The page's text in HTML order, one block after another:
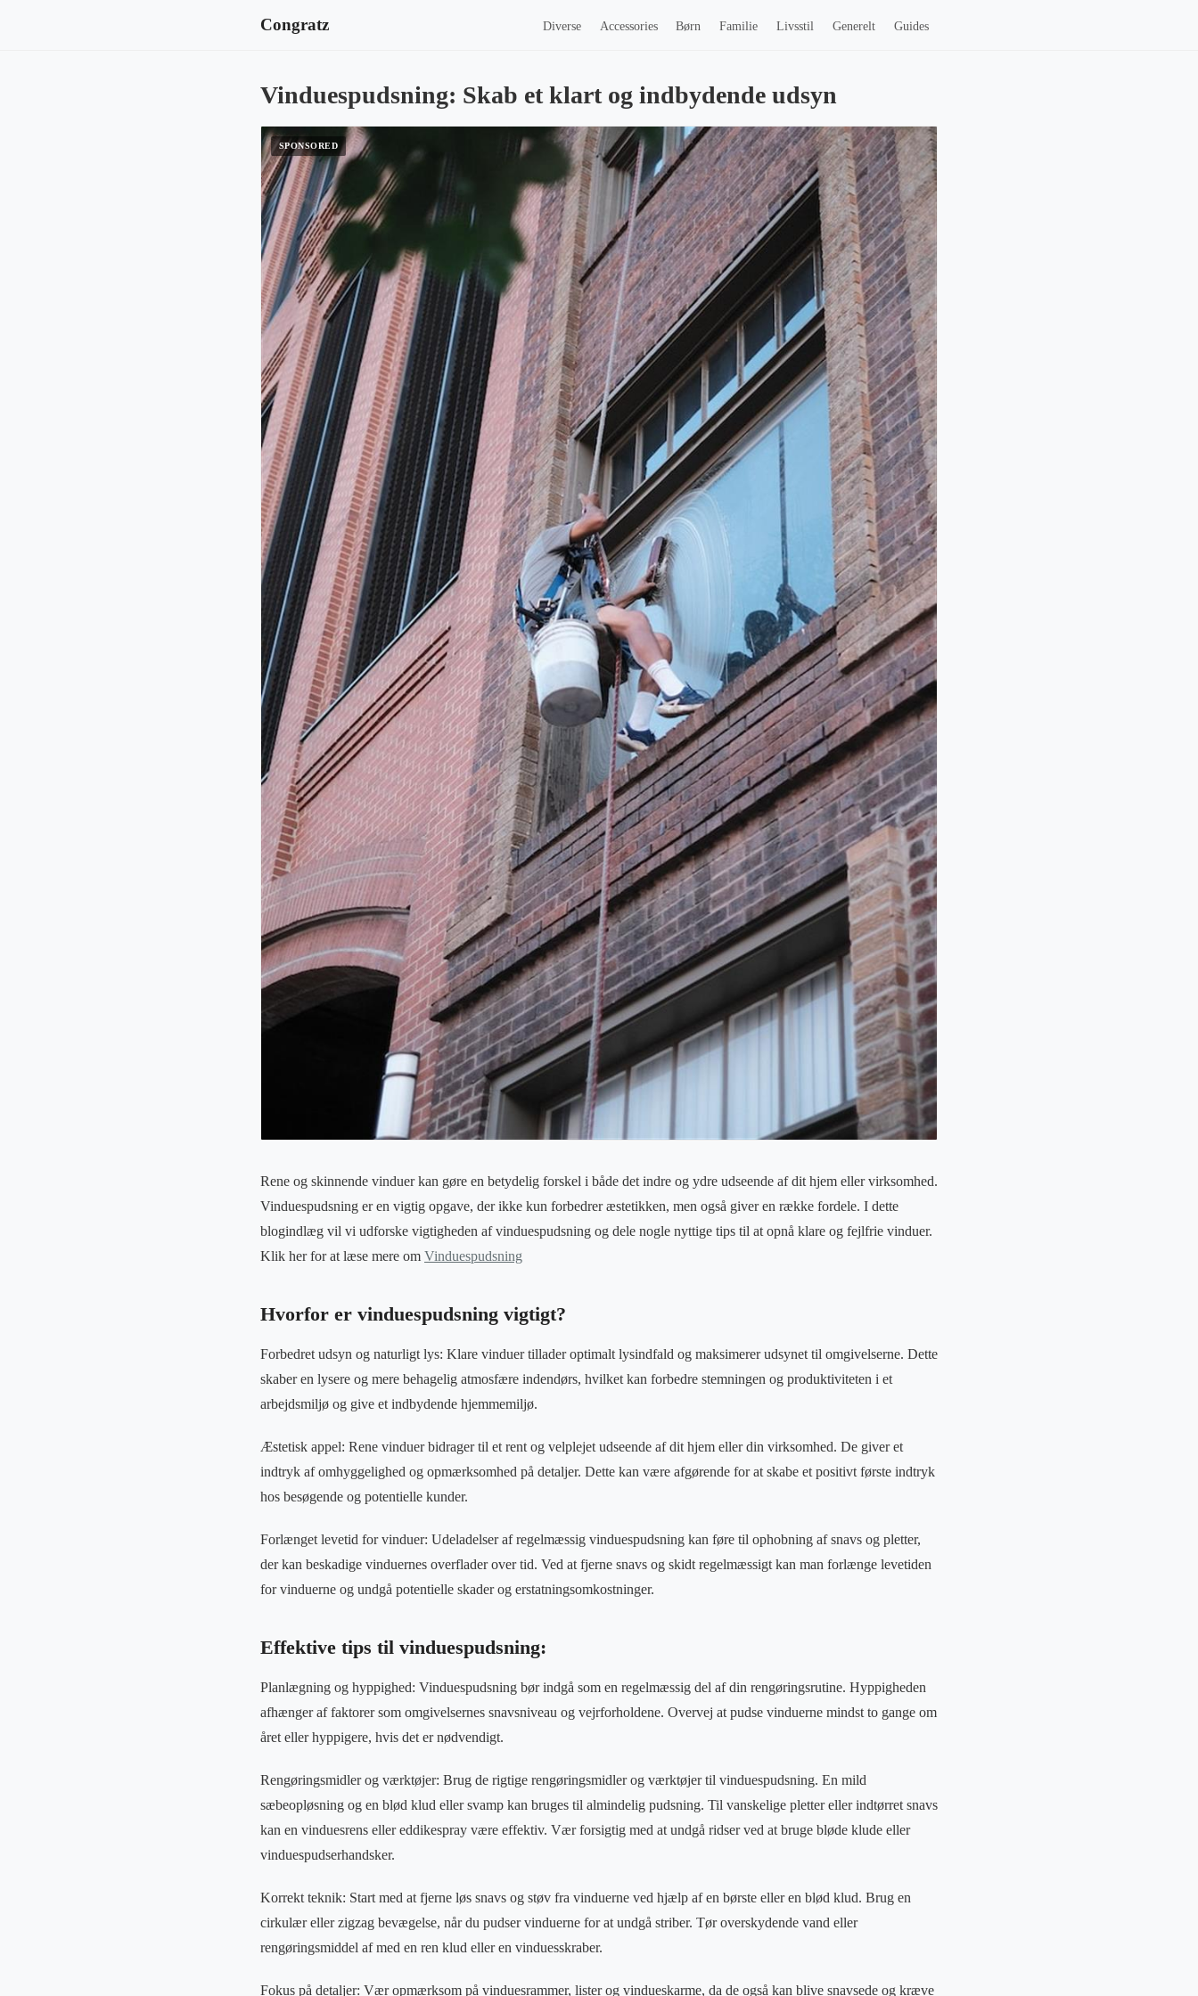
Congratz Diverse Accessories Børn Familie Livsstil Generelt Guides
Vinduespudsning: Skab et klart og indbydende udsyn
Rene og skinnende vinduer kan gøre en betydelig forskel i både det indre og ydre udseende af dit hjem eller virksomhed.
Vinduespudsning er en vigtig opgave, der ikke kun forbedrer æstetikken, men også giver en række fordele. I dette
blogindlæg vil vi udforske vigtigheden af vinduespudsning og dele nogle nyttige tips til at opnå klare og fejlfrie vinduer.
Klik her for at læse mere om Vinduespudsning
Hvorfor er vinduespudsning vigtigt?
Forbedret udsyn og naturligt lys: Klare vinduer tillader optimalt lysindfald og maksimerer udsynet til omgivelserne. Dette
skaber en lysere og mere behagelig atmosfære indendørs, hvilket kan forbedre stemningen og produktiviteten i et
arbejdsmiljø og give et indbydende hjemmemiljø.
Æstetisk appel: Rene vinduer bidrager til et rent og velplejet udseende af dit hjem eller din virksomhed. De giver et
indtryk af omhyggelighed og opmærksomhed på detaljer. Dette kan være afgørende for at skabe et positivt første indtryk
hos besøgende og potentielle kunder.
Forlænget levetid for vinduer: Udeladelser af regelmæssig vinduespudsning kan føre til ophobning af snavs og pletter,
der kan beskadige vinduernes overflader over tid. Ved at fjerne snavs og skidt regelmæssigt kan man forlænge levetiden
for vinduerne og undgå potentielle skader og erstatningsomkostninger.
Effektive tips til vinduespudsning:
Planlægning og hyppighed: Vinduespudsning bør indgå som en regelmæssig del af din rengøringsrutine. Hyppigheden
afhænger af faktorer som omgivelsernes snavsniveau og vejrforholdene. Overvej at pudse vinduerne mindst to gange om
året eller hyppigere, hvis det er nødvendigt.
Rengøringsmidler og værktøjer: Brug de rigtige rengøringsmidler og værktøjer til vinduespudsning. En mild
sæbeopløsning og en blød klud eller svamp kan bruges til almindelig pudsning. Til vanskelige pletter eller indtørret snavs
kan en vinduesrens eller eddikespray være effektiv. Vær forsigtig med at undgå ridser ved at bruge bløde klude eller
vinduespudserhandsker.
Korrekt teknik: Start med at fjerne løs snavs og støv fra vinduerne ved hjælp af en børste eller en blød klud. Brug en
cirkulær eller zigzag bevægelse, når du pudser vinduerne for at undgå striber. Tør overskydende vand eller
rengøringsmiddel af med en ren klud eller en vinduesskraber.
Fokus på detaljer: Vær opmærksom på vinduesrammer, lister og vindueskarme, da de også kan blive snavsede og kræve